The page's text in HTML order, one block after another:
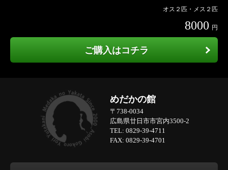
オス２匹・メス２匹
8000 円
ご購入はコチラ
めだかの館
〒738-0034
広島県廿日市市宮内3500-2
TEL: 0829-39-4711
FAX: 0829-39-4701